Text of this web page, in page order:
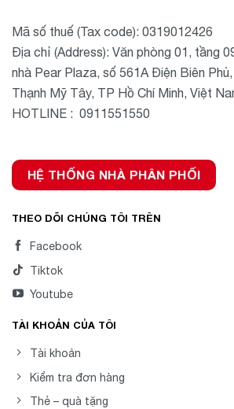
Mã số thuế (Tax code): 0319012426
Địa chỉ (Address): Văn phòng 01, tầng
nhà Pear Plaza, số 561A Điện Biên
Thạnh Mỹ Tây, TP Hồ Chí Minh, Việt
HOTLINE : 0911551550
HỆ THỐNG NHÀ PHÂN PHỐI
THEO DÕI CHÚNG TÔI TRÊN
Facebook
Tiktok
Youtube
TÀI KHOẢN CỦA TÔI
Tài khoản
Kiểm tra đơn hàng
Thẻ – quà tặng